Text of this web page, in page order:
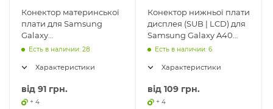
Конектор материнської
плати для Samsung
Galaxy
A40/A10/A70/A51/M51/A71/Note10
Есть в наличии: 28
Характеристики
від 91 грн.
+ 4
Конектор нижньої плати
дисплея (SUB | LCD) для
Samsung Galaxy A40
2019 A405, Galaxy M51
Есть в наличии: 6
Характеристики
від 109 грн.
+ 4